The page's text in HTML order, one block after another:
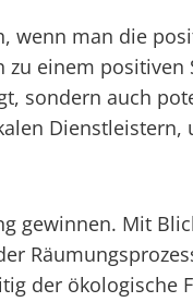
wenn man die
zu einem
sondern auch
Dienstleistern,
gewinnen. Mit
der ökologische